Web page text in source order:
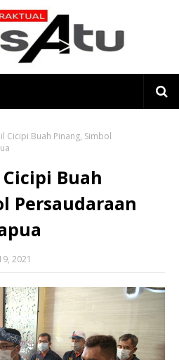
Cicipi Buah Pinang, Simbol
Buah
Persaudaraan
2021